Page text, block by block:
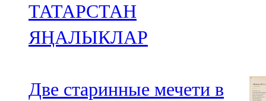
ТАТАРСТАН
ЯҢАЛЫКЛАР
Две старинные мечети в